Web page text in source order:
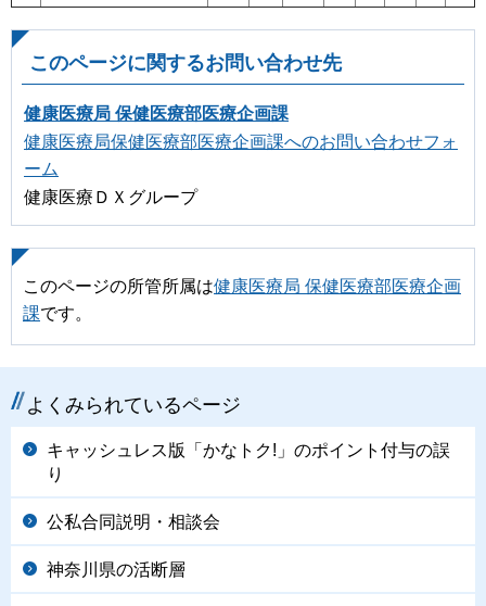
このページに関するお問い合わせ先
健康医療局 保健医療部医療企画課
健康医療局保健医療部医療企画課へのお問い合わせフォ
ーム
健康医療ＤＸグループ
このページの所管所属は健康医療局 保健医療部医療企画
課です。
よくみられているページ
キャッシュレス版「かなトク!」のポイント付与の誤
り
公私合同説明・相談会
神奈川県の活断層